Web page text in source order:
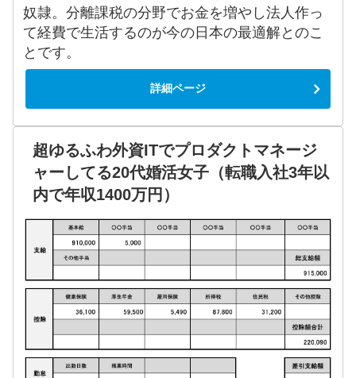
奴隷。分離課税の分野でお金を増やし法人作っ
て経費で生活するのが今の日本の最適解とのこ
とです。
詳細ページ
超ゆるふわ外資ITでプロダクトマネージ
ャーしてる20代婚活女子（転職入社3年以
内で年収1400万円）